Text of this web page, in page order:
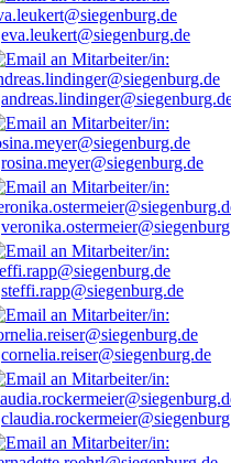
eva.leukert@siegenburg.de
rosina.meyer@siegenburg.de
steffi.rapp@siegenburg.de
cornelia.reiser@siegenburg.de